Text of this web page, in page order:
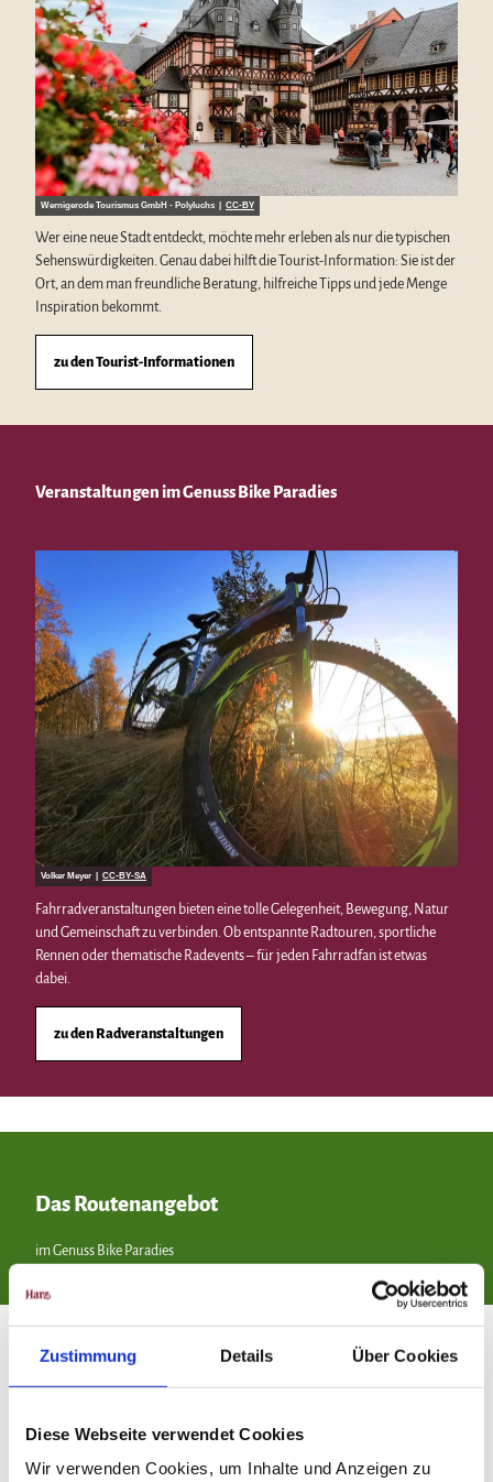
Zustimmung Details Über Cookies
Diese Webseite verwendet Cookies
Wir verwenden Cookies, um Inhalte und Anzeigen zu
Wernigerode Tourismus GmbH - Polyluchs | CC-BY
Wer eine neue Stadt entdeckt, möchte mehr erleben als nur die typischen
Sehenswürdigkeiten. Genau dabei hilft die Tourist-Information: Sie ist der
Ort, an dem man freundliche Beratung, hilfreiche Tipps und jede Menge
Inspiration bekommt.
zu den Tourist-Informationen
Veranstaltungen im Genuss Bike Paradies
Volker Meyer | CC-BY-SA
Fahrradveranstaltungen bieten eine tolle Gelegenheit, Bewegung, Natur
und Gemeinschaft zu verbinden. Ob entspannte Radtouren, sportliche
Rennen oder thematische Radevents – für jeden Fahrradfan ist etwas
dabei.
zu den Radveranstaltungen
Das Routenangebot
im Genuss Bike Paradies